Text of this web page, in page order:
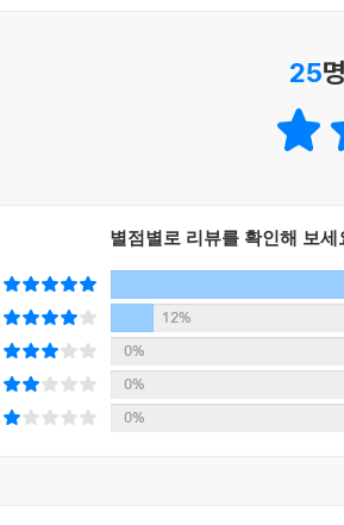
어두워질 때는 따뜻한 햇볕에 꺼내서
견 테스트’ 수록
업 시간에 함께 읽기 좋은 책
하는 것을 발견하는 법』은 책 읽기가 낯
에 적합하다. 유튜브, 돈, 게임, 웹툰, 웹
25
별점별로 리뷰를 확인해 보세
12%
0%
0%
0%